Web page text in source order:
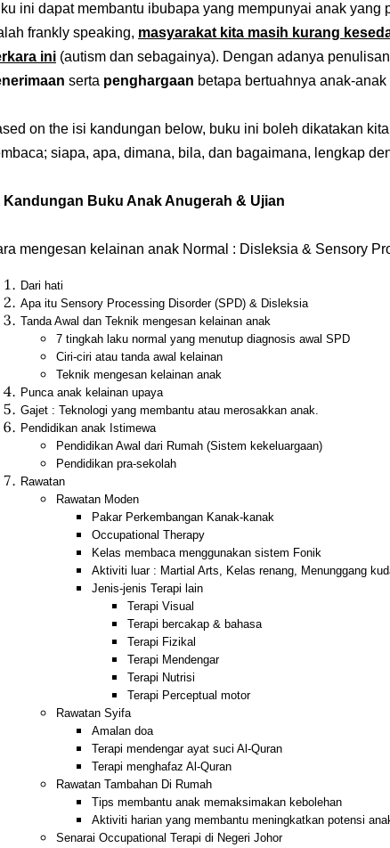
ini dapat membantu ibubapa yang mempunyai anak yang
frankly speaking, masyarakat kita masih kurang
ini (autism dan sebagainya). Dengan adanya
serta penghargaan betapa bertuahnya anak-anak
on the isi kandungan below, buku ini boleh dikatakan
siapa, apa, dimana, bila, dan bagaimana, lengkap
Kandungan Buku Anak Anugerah & Ujian
mengesan kelainan anak Normal : Disleksia & Sensory
Dari hati
Apa itu Sensory Processing Disorder (SPD) & Disleksia
Tanda Awal dan Teknik mengesan kelainan anak
7 tingkah laku normal yang menutup diagnosis awal SPD
Ciri-ciri atau tanda awal kelainan
Teknik mengesan kelainan anak
Punca anak kelainan upaya
Gajet : Teknologi yang membantu atau merosakkan anak.
Pendidikan anak Istimewa
Pendidikan Awal dari Rumah (Sistem kekeluargaan)
Pendidikan pra-sekolah
Rawatan
Rawatan Moden
Pakar Perkembangan Kanak-kanak
Occupational Therapy
Kelas membaca menggunakan sistem Fonik
Aktiviti luar : Martial Arts, Kelas renang, Menunggang
Jenis-jenis Terapi lain
Terapi Visual
Terapi bercakap & bahasa
Terapi Fizikal
Terapi Mendengar
Terapi Nutrisi
Terapi Perceptual motor
Rawatan Syifa
Amalan doa
Terapi mendengar ayat suci Al-Quran
Terapi menghafaz Al-Quran
Rawatan Tambahan Di Rumah
Tips membantu anak memaksimakan kebolehan
Aktiviti harian yang membantu meningkatkan potensi
Senarai Occupational Terapi di Negeri Johor